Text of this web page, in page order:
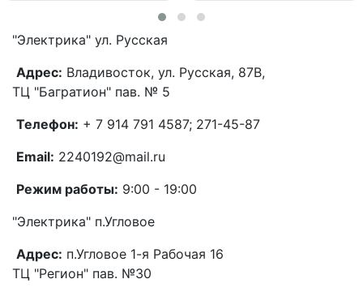
21 ₽
"Электрика" ул. Русская
Адрес: Владивосток, ул. Русская, 87В,
ТЦ "Багратион" пав. № 5
Телефон: + 7 914 791 4587; 271-45-87
Email: 2240192@mail.ru
Режим работы: 9:00 - 19:00
"Электрика" п.Угловое
Адрес: п.Угловое 1-я Рабочая 16
ТЦ "Регион" пав. №30